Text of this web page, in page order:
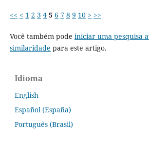
<< < 1 2 3 4 5 6 7 8 9 10 > >>
Você também pode iniciar uma pesquisa
similaridade para este artigo.
Idioma
English
Español (España)
Português (Brasil)